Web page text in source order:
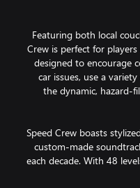
Featuring both local
Crew is perfect for
designed to encourage
car issues, use a
the dynamic, hazard-
Speed Crew boasts
custom-made
each decade. With 48